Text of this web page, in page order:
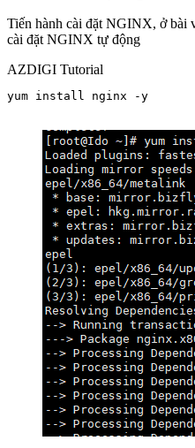
Tiến hành cài đặt NGINX, ở bài
cài đặt NGINX tự động
AZDIGI Tutorial
yum install nginx -y